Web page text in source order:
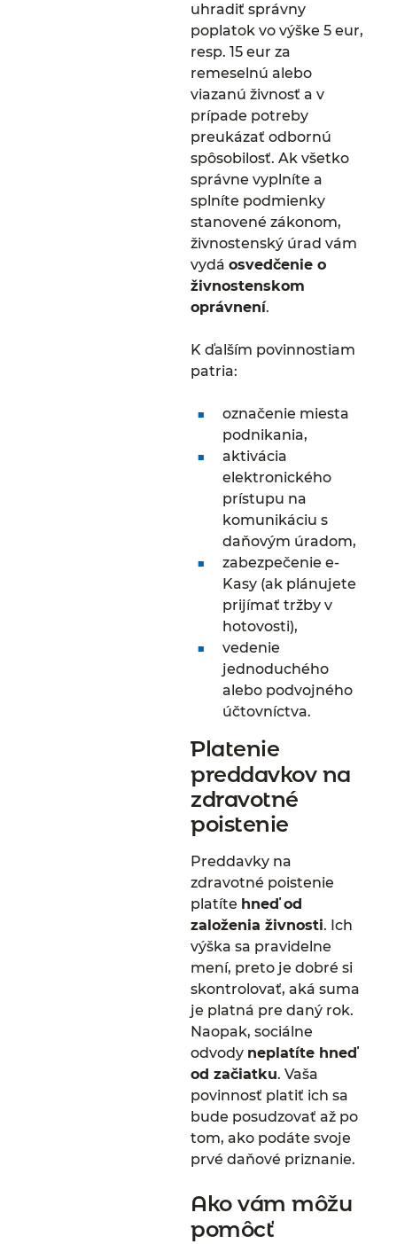
uhradiť správny
poplatok vo výške 5 eur,
resp. 15 eur za
remeselnú alebo
viazanú živnosť a v
prípade potreby
preukázať odbornú
spôsobilosť. Ak všetko
správne vyplníte a
splníte podmienky
stanovené zákonom,
živnostenský úrad vám
vydáosvedčenie o
živnostenskom
oprávnení.
K ďalším povinnostiam
patria:
označenie miesta
podnikania,
aktivácia
elektronického
prístupu na
komunikáciu s
daňovým úradom,
zabezpečenie e-
Kasy (ak plánujete
prijímať tržby v
hotovosti),
vedenie
jednoduchého
alebo podvojného
účtovníctva.
Platenie
preddavkov na
zdravotné
poistenie
Preddavky na
zdravotné poistenie
platíte hneď od
založenia živnosti. Ich
výška sa pravidelne
mení, preto je dobré si
skontrolovať, aká suma
je platná pre daný rok.
Naopak, sociálne
odvody neplatíte hneď
od začiatku. Vaša
povinnosť platiť ich sa
bude posudzovať až po
tom, ako podáte svoje
prvé daňové priznanie.
Ako vám môžu
pomôcť